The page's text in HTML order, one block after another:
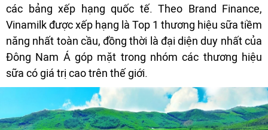
các bảng xếp hạng quốc tế. Theo Brand Finance,
Vinamilk được xếp hạng là Top 1 thương hiệu sữa tiềm
năng nhất toàn cầu, đồng thời là đại diện duy nhất của
Đông Nam Á góp mặt trong nhóm các thương hiệu
sữa có giá trị cao trên thế giới.